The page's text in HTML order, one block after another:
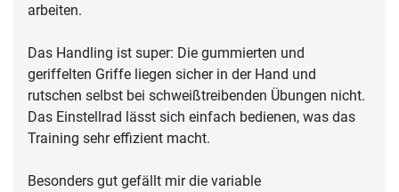
arbeiten.
Das Handling ist super: Die gummierten und
geriffelten Griffe liegen sicher in der Hand und
rutschen selbst bei schweißtreibenden Übungen nicht.
Das Einstellrad lässt sich einfach bedienen, was das
Training sehr effizient macht.
Besonders gut gefällt mir die variable